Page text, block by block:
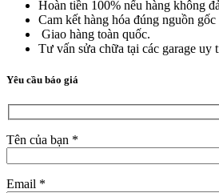
Hoàn tiền 100% nếu hàng không
Cam kết hàng hóa đúng nguồn
Giao hàng toàn quốc.
Tư vấn sửa chữa tại các garage uy
Yêu cầu báo giá
Tên của bạn *
Email *